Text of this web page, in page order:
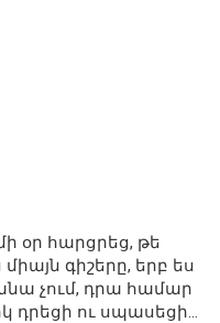
օր հարցրեց, թե
գիշերը, երբ ես
չում, դրա համար
դրեցի ու սպասեցի…